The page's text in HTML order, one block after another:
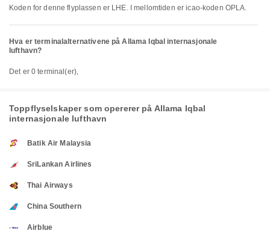
Koden for denne flyplassen er LHE. I mellomtiden er icao-koden OPLA.
Hva er terminalalternativene på Allama Iqbal internasjonale
lufthavn?
Det er 0 terminal(er),
Toppflyselskaper som opererer på Allama Iqbal
internasjonale lufthavn
Batik Air Malaysia
SriLankan Airlines
Thai Airways
China Southern
Airblue